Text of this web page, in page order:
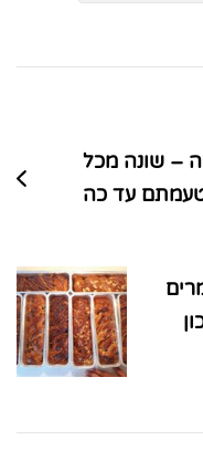
– שונה מכל
עד כה
שמרים